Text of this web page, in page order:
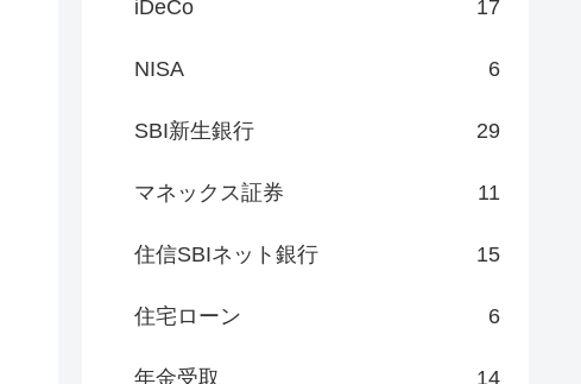
iDeCo 17
NISA 6
SBI新生銀行 29
マネックス証券 11
住信SBIネット銀行 15
住宅ローン 6
年金受取 14